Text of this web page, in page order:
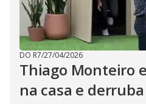
DO R7/27/04/2026
Thiago Monteiro
na casa e